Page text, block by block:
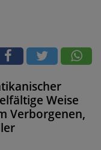
Weise
Verborgenen,